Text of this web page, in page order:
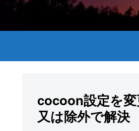
cocoon設定を
又は除外で解決